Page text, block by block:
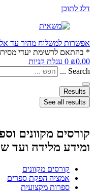
דלג לתוכן
אפשרות למשלוח מהיר עד
* בהתאם לרשימת יעדי
₪0.00
0 עגלת קניות
Search ...
Results
See all results
קורסים מקוונים
ומידע מלידה ועד
קורסים מקוונים
אמציה הפקת ספרים
ספרות מקצועית